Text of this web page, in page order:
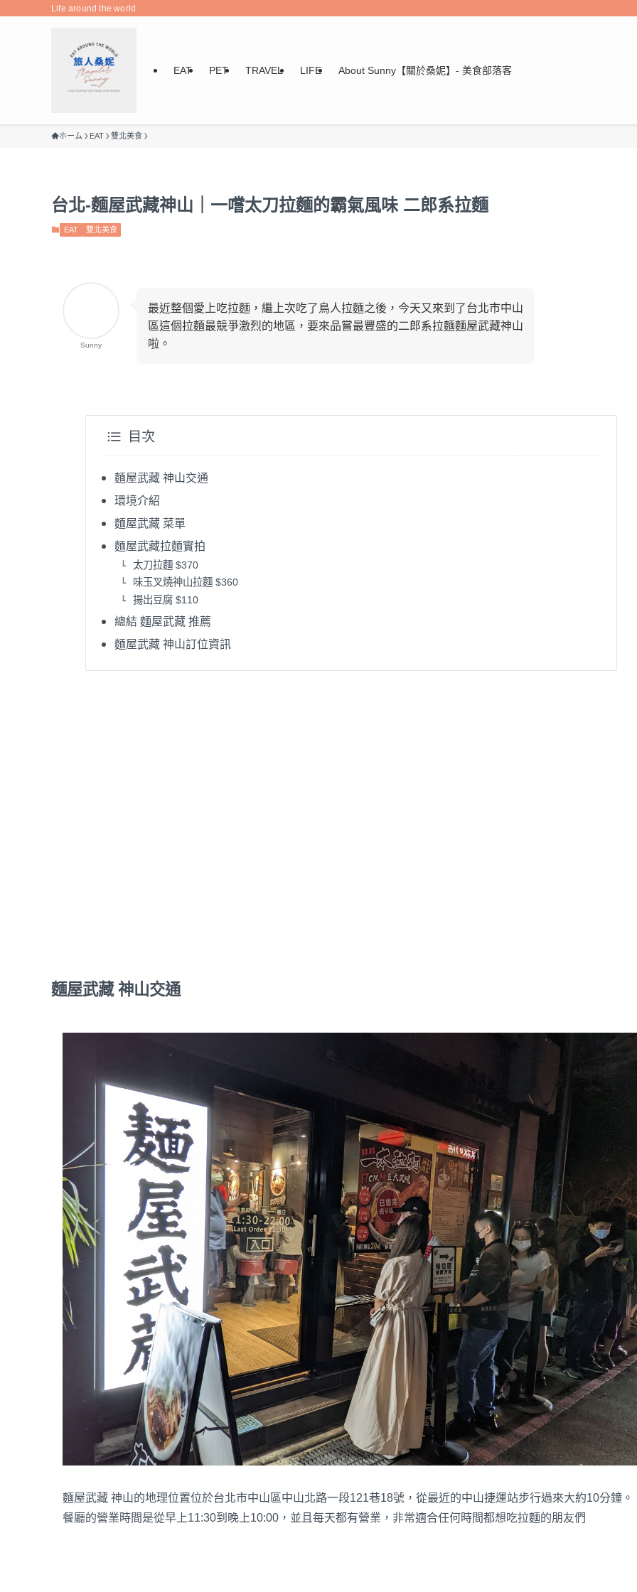
Life around the world
EAT PET TRAVEL LIFE About Sunny【關於桑妮】- 美食部落客
ホーム EAT 雙北美食
台北-麵屋武藏神山｜一嚐太刀拉麵的霸氣風味 二郎系拉麵
EAT 雙北美食
Sunny
最近整個愛上吃拉麵，繼上次吃了鳥人拉麵之後，今天又來到了台北市中山
區這個拉麵最競爭激烈的地區，要來品嘗最豐盛的二郎系拉麵麵屋武藏神山
啦。
目次
麵屋武藏 神山交通
環境介紹
麵屋武藏 菜單
麵屋武藏拉麵實拍
太刀拉麵 $370
味玉叉燒神山拉麵 $360
揚出豆腐 $110
總結 麵屋武藏 推薦
麵屋武藏 神山訂位資訊
麵屋武藏 神山交通
麵屋武藏 神山的地理位置位於台北市中山區中山北路一段121巷18號，從最近的中山捷運站步行過來大約10分鐘。
餐廳的營業時間是從早上11:30到晚上10:00，並且每天都有營業，非常適合任何時間都想吃拉麵的朋友們